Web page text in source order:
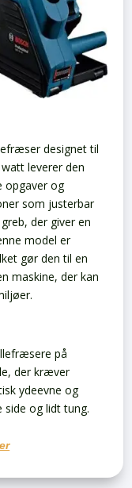
designet til
leverer den
opgaver og
som justerbar
der giver en
model er
gør den til en
maskine, der kan
på
der kræver
ydeevne og
side og lidt tung.